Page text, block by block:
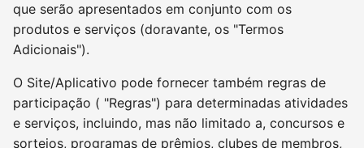
que serão apresentados em conjunto com os
produtos e serviços (doravante, os "Termos
Adicionais").
O Site/Aplicativo pode fornecer também regras de
participação ( "Regras") para determinadas atividades
e serviços, incluindo, mas não limitado a, concursos e
sorteios, programas de prêmios, clubes de membros,